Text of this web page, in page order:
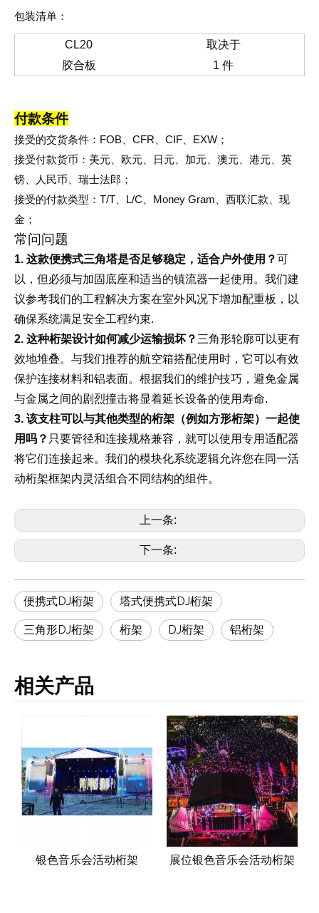
包装清单：
CL20
取决于
胶合板
1 件
付款条件
接受的交货条件：FOB、CFR、CIF、EXW；
接受付款货币：美元、欧元、日元、加元、澳元、港元、英
镑、人民币、瑞士法郎；
接受的付款类型：T/T、L/C、Money Gram、西联汇款、现
金；
常问问题
1. 这款便携式三角塔是否足够稳定，适合户外使用？可
以，但必须与加固底座和适当的镇流器一起使用。我们建
议参考我们的工程解决方案在室外风况下增加配重板，以
确保系统满足安全工程约束.
2. 这种桁架设计如何减少运输损坏？ 三角形轮廓可以更有
效地堆叠。与我们推荐的航空箱搭配使用时 ，它可以有效
保护连接材料和铝表面。根据我们的维护技巧 ，避免金属
与金属之间的剧烈撞击将显着延长设备的使用寿命.
3. 该支柱可以与其他类型的桁架（例如方形桁架）一起使
用吗？ 只要管径和连接规格兼容，就可以使用专用适配器
将它们连接起来。我们的模块化系统逻辑允许您在同一活
动桁架框架内灵活组合不同结构的组件。
上一条:
下一条:
便携式DJ桁架 塔式便携式DJ桁架
三角形DJ桁架 桁架 DJ桁架 铝桁架
相关产品
动桁架 展位银色音乐会活动桁架 点亮银色音乐会活